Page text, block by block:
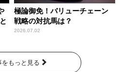
極論御免！バリューチェーン
戦略の対抗馬は？
2026.07.02
をもっと見る